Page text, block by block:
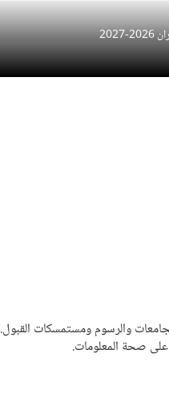
والرسوم ومستمسكات القبول.
على صحة المعلومات.